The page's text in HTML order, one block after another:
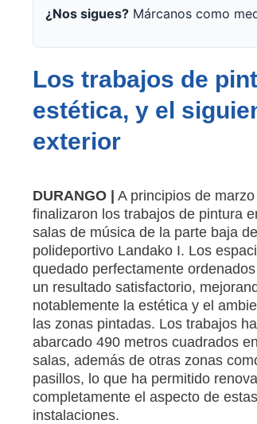
¿Nos sigues?Márcanos como
Los trabajos de
estética, y el
exterior
DURANGO | A principios de marzo
finalizaron los trabajos de pintura
salas de música de la parte baja
polideportivo Landako I. Los
quedado perfectamente
un resultado satisfactorio,
notablemente la estética y el
las zonas pintadas. Los trabajos
abarcado 490 metros cuadrados
salas, además de otras zonas
pasillos, lo que ha permitido
completamente el aspecto de estas
instalaciones.